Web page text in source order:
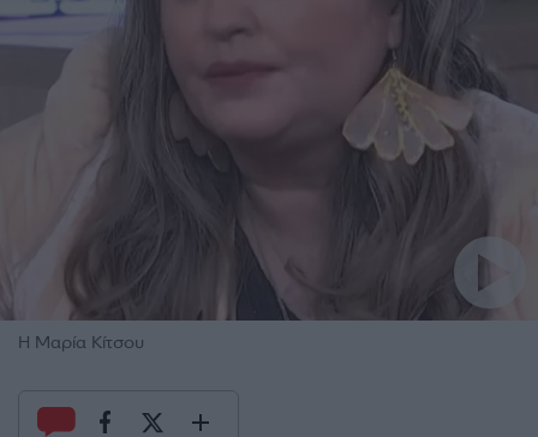
Η Μαρία Κίτσου